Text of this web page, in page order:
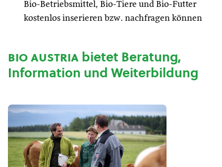
Bio-Betriebsmittel, Bio-Tiere und Bio-Futter
kostenlos inserieren bzw. nachfragen können
bio austriabietet Beratung,
Information und Weiterbildung